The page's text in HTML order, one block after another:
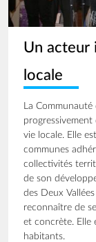
Un acteur
locale
La Communauté
vie locale. Elle
communes
collectivités
de son
des Deux
reconnaître de
et concrète. Elle
habitants.